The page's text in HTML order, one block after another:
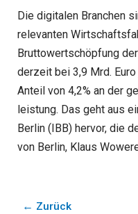
Die digitalen Branchen
relevanten
Bruttowertschöpfung
derzeit bei 3,9 Mrd.
Anteil von 4,2% an der
leistung. Das geht aus
Berlin (IBB) hervor, die
von Berlin, Klaus
← Zurück